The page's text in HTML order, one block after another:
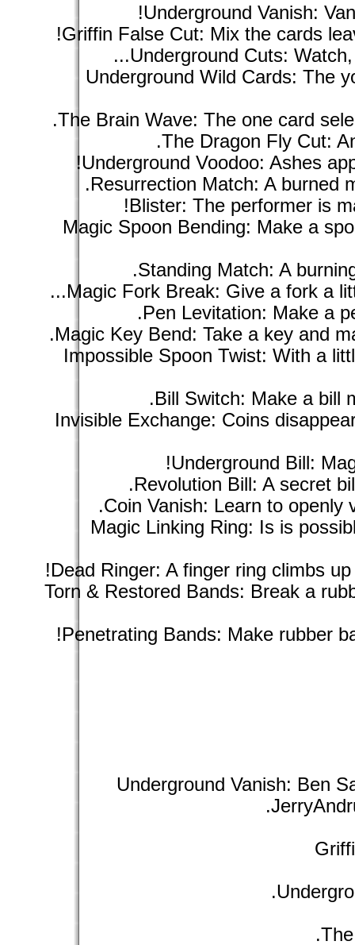
Underground Vanish:
Griffin False Cut: Mix the cards
Underground Cuts: Watch,
Underground Wild Cards: The
The Brain Wave: The one card
The Dragon Fly Cut:
Underground Voodoo: Ashes
Resurrection Match: A burned
Blister: The performer is
Magic Spoon Bending: Make a
Standing Match: A
Magic Fork Break: Give a fork a
Pen Levitation: Make a
Magic Key Bend: Take a key and
Impossible Spoon Twist: With a
Bill Switch: Make a bill
Invisible Exchange: Coins
Underground Bill:
Revolution Bill: A secret
Coin Vanish: Learn to openly
Magic Linking Ring: Is is
Dead Ringer: A finger ring climbs
Torn & Restored Bands: Break a
Penetrating Bands: Make rubber
Underground Vanish: Ben